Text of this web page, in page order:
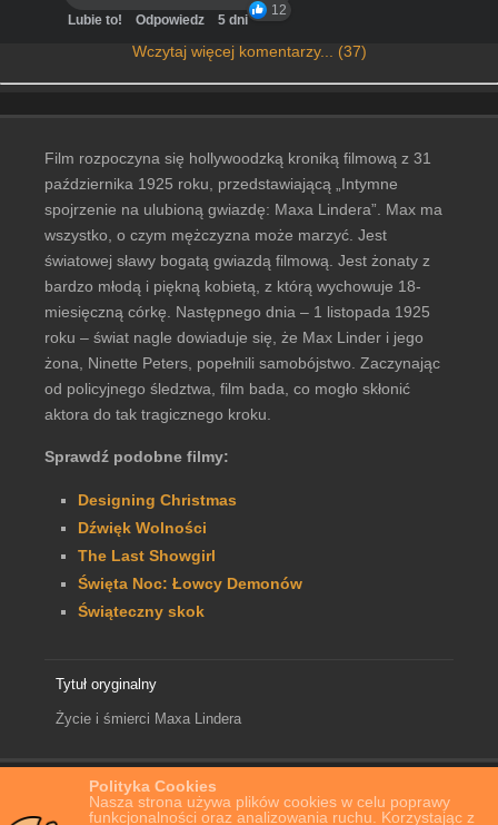
Polityka Cookies
Nasza strona używa plików cookies w celu poprawy
funkcjonalności oraz analizowania ruchu. Korzystając z
12
Lubie to! Odpowiedz 5 dni
Wczytaj więcej komentarzy... (37)
Film rozpoczyna się hollywoodzką kroniką filmową z 31
października 1925 roku, przedstawiającą „Intymne
spojrzenie na ulubioną gwiazdę: Maxa Lindera”. Max ma
wszystko, o czym mężczyzna może marzyć. Jest
światowej sławy bogatą gwiazdą filmową. Jest żonaty z
bardzo młodą i piękną kobietą, z którą wychowuje 18-
miesięczną córkę. Następnego dnia – 1 listopada 1925
roku – świat nagle dowiaduje się, że Max Linder i jego
żona, Ninette Peters, popełnili samobójstwo. Zaczynając
od policyjnego śledztwa, film bada, co mogło skłonić
aktora do tak tragicznego kroku.
Sprawdź podobne filmy:
Designing Christmas
Dźwięk Wolności
The Last Showgirl
Święta Noc: Łowcy Demonów
Świąteczny skok
Tytuł oryginalny
Życie i śmierci Maxa Lindera
Film Online Życie i śmierci Maxa Lindera